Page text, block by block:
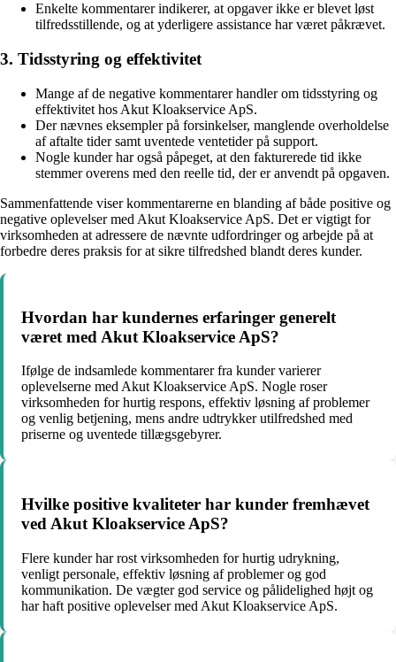
Enkelte kommentarer indikerer, at opgaver ikke er blevet løst
tilfredsstillende, og at yderligere assistance har været påkrævet.
3. Tidsstyring og effektivitet
Mange af de negative kommentarer handler om tidsstyring og
effektivitet hos Akut Kloakservice ApS.
Der nævnes eksempler på forsinkelser, manglende overholdelse
af aftalte tider samt uventede ventetider på support.
Nogle kunder har også påpeget, at den fakturerede tid ikke
stemmer overens med den reelle tid, der er anvendt på opgaven.
Sammenfattende viser kommentarerne en blanding af både positive og
negative oplevelser med Akut Kloakservice ApS. Det er vigtigt for
virksomheden at adressere de nævnte udfordringer og arbejde på at
forbedre deres praksis for at sikre tilfredshed blandt deres kunder.
Hvordan har kundernes erfaringer generelt
været med Akut Kloakservice ApS?
Ifølge de indsamlede kommentarer fra kunder varierer
oplevelserne med Akut Kloakservice ApS. Nogle roser
virksomheden for hurtig respons, effektiv løsning af problemer
og venlig betjening, mens andre udtrykker utilfredshed med
priserne og uventede tillægsgebyrer.
Hvilke positive kvaliteter har kunder fremhævet
ved Akut Kloakservice ApS?
Flere kunder har rost virksomheden for hurtig udrykning,
venligt personale, effektiv løsning af problemer og god
kommunikation. De vægter god service og pålidelighed højt og
har haft positive oplevelser med Akut Kloakservice ApS.